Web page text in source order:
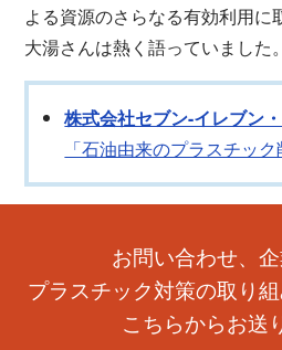
よる資源のさらなる有効利用に
大湯さんは熱く語っていました。
株式会社セブン-イレブン
「石油由来のプラスチッ
お問い合わせ、
プラスチック対策の取り
こちらからお送